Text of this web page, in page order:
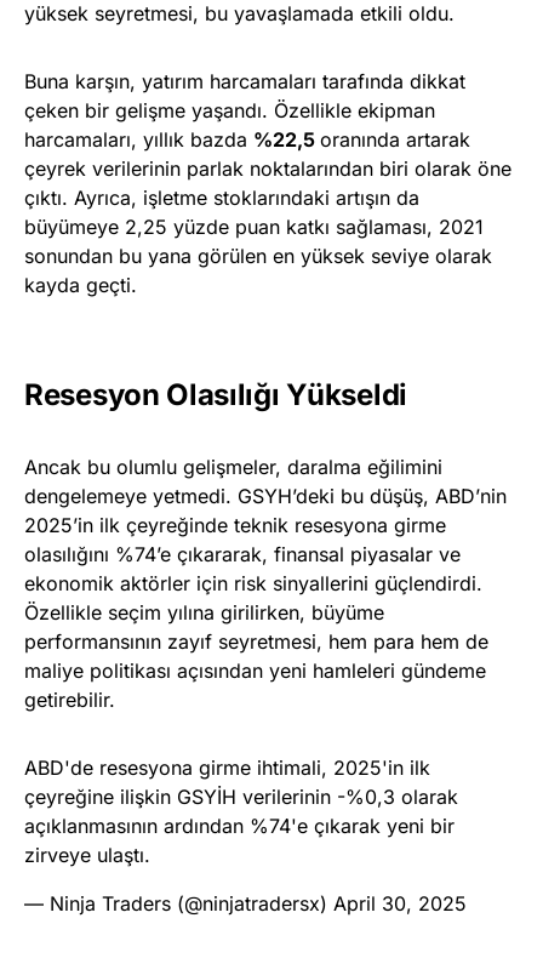
yüksek seyretmesi, bu yavaşlamada etkili oldu.
Buna karşın, yatırım harcamaları tarafında dikkat
çeken bir gelişme yaşandı. Özellikle ekipman
harcamaları, yıllık bazda %22,5 oranında artarak
çeyrek verilerinin parlak noktalarından biri olarak öne
çıktı. Ayrıca, işletme stoklarındaki artışın da
büyümeye 2,25 yüzde puan katkı sağlaması, 2021
sonundan bu yana görülen en yüksek seviye olarak
kayda geçti.
Resesyon Olasılığı Yükseldi
Ancak bu olumlu gelişmeler, daralma eğilimini
dengelemeye yetmedi. GSYH’deki bu düşüş, ABD’nin
2025’in ilk çeyreğinde teknik resesyona girme
olasılığını %74’e çıkararak, finansal piyasalar ve
ekonomik aktörler için risk sinyallerini güçlendirdi.
Özellikle seçim yılına girilirken, büyüme
performansının zayıf seyretmesi, hem para hem de
maliye politikası açısından yeni hamleleri gündeme
getirebilir.
ABD'de resesyona girme ihtimali, 2025'in ilk
çeyreğine ilişkin GSYİH verilerinin -%0,3 olarak
açıklanmasının ardından %74'e çıkarak yeni bir
zirveye ulaştı.
— Ninja Traders (@ninjatradersx) April 30, 2025